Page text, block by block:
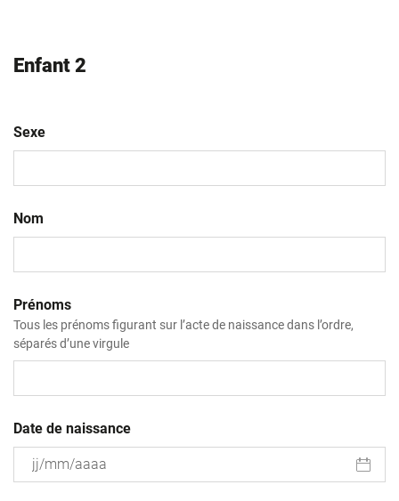
Enfant 2
Sexe
Nom
Prénoms
Tous les prénoms figurant sur l’acte de naissance dans l’ordre,
séparés d’une virgule
Date de naissance